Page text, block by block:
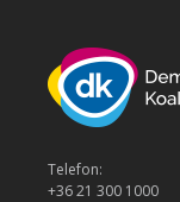
Telefon:
+36 21 300 1000